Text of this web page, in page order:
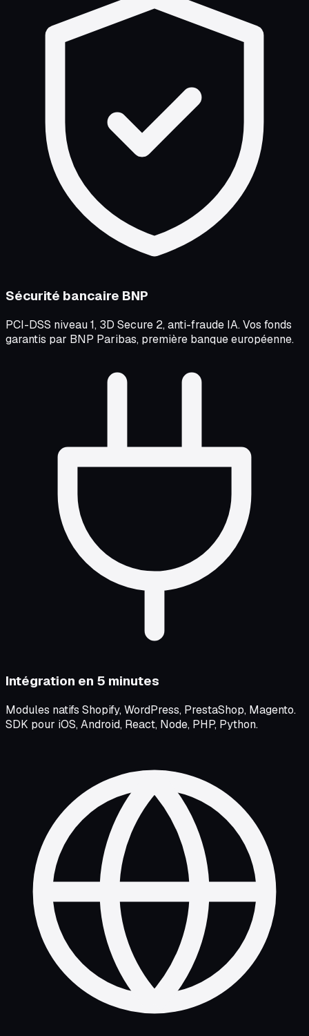
Sécurité bancaire BNP
PCI-DSS niveau 1, 3D Secure 2, anti-fraude IA. Vos fonds
garantis par BNP Paribas, première banque européenne.
Intégration en 5 minutes
Modules natifs Shopify, WordPress, PrestaShop, Magento.
SDK pour iOS, Android, React, Node, PHP, Python.